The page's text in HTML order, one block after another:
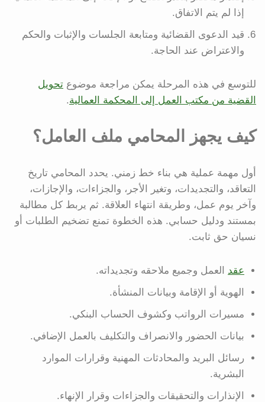
إذا لم يتم الاتفاق.
قيد الدعوى القضائية ومتابعة الجلسات والإثبات والحكم
والاعتراض عند الحاجة.
للتوسع في هذه المرحلة يمكن مراجعة موضوع تحويل
القضية من مكتب العمل إلى المحكمة العمالية.
كيف يجهز المحامي ملف العامل؟
أول مهمة عملية هي بناء خط زمني. يحدد المحامي تاريخ
التعاقد، والتجديدات، وتغير الأجر، والجزاءات، والإجازات،
وآخر يوم عمل، وطريقة انتهاء العلاقة. ثم يربط كل مطالبة
بمستند ودليل حسابي. هذه الخطوة تمنع تضخيم الطلبات أو
نسيان حق ثابت.
عقد العمل وجميع ملاحقه وتجديداته.
الهوية أو الإقامة وبيانات المنشأة.
مسيرات الرواتب وكشوف الحساب البنكي.
بيانات الحضور والانصراف والتكليف بالعمل الإضافي.
رسائل البريد والمحادثات المهنية وقرارات الموارد
البشرية.
الإنذارات والتحقيقات والجزاءات وقرار الإنهاء.